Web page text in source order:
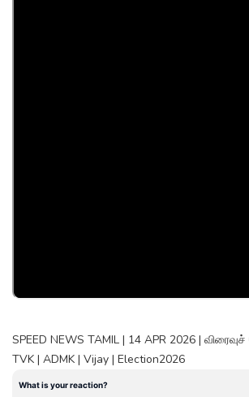
SPEED NEWS TAMIL | 14 APR 2026 |
TVK | ADMK | Vijay | Election2026